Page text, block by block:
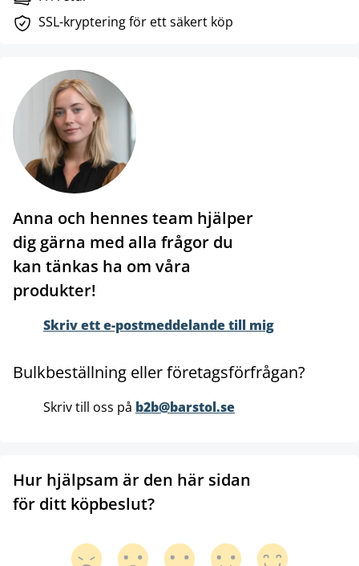
SSL-kryptering för ett säkert köp
Anna och hennes team hjälper
dig gärna med alla frågor du
kan tänkas ha om våra
produkter!
Skriv ett e-postmeddelande till mig
Bulkbeställning eller företagsförfrågan?
Skriv till oss på b2b@barstol.se
Hur hjälpsam är den här sidan
för ditt köpbeslut?